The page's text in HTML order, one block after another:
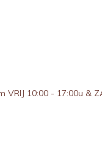
10:00 - 17:00u &